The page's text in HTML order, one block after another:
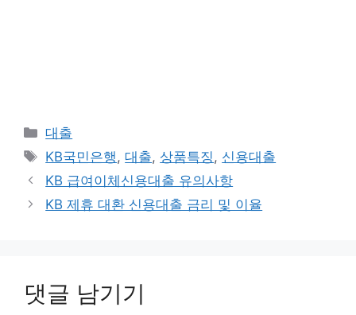
카
테
리
대출
태
그
KB국민은행 ,대출, 상품특징 , 신용대출
KB 급여이체신용대출 유의사항
KB 제휴 대환 신용대출 금리 및 이율
댓글 남기기